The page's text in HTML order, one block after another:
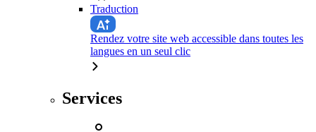
Traduction
Rendez votre site web accessible dans toutes les
langues en un seul clic
Services